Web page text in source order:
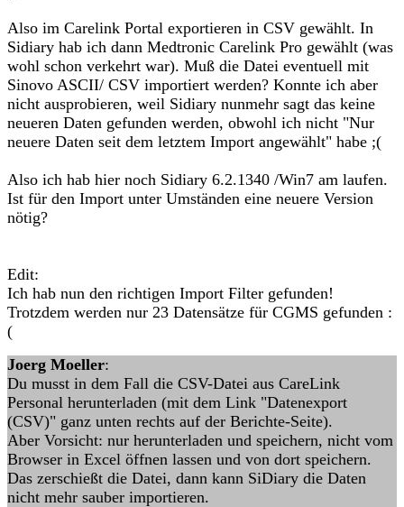
Also im Carelink Portal exportieren in CSV gewählt. In
Sidiary hab ich dann Medtronic Carelink Pro gewählt (was
wohl schon verkehrt war). Muß die Datei eventuell mit
Sinovo ASCII/ CSV importiert werden? Konnte ich aber
nicht ausprobieren, weil Sidiary nunmehr sagt das keine
neueren Daten gefunden werden, obwohl ich nicht "Nur
neuere Daten seit dem letztem Import angewählt" habe ;(
Also ich hab hier noch Sidiary 6.2.1340 /Win7 am laufen.
Ist für den Import unter Umständen eine neuere Version
nötig?
Edit:
Ich hab nun den richtigen Import Filter gefunden!
Trotzdem werden nur 23 Datensätze für CGMS gefunden :
(
Joerg Moeller:
Du musst in dem Fall die CSV-Datei aus CareLink
Personal herunterladen (mit dem Link "Datenexport
(CSV)" ganz unten rechts auf der Berichte-Seite).
Aber Vorsicht: nur herunterladen und speichern, nicht vom
Browser in Excel öffnen lassen und von dort speichern.
Das zerschießt die Datei, dann kann SiDiary die Daten
nicht mehr sauber importieren.